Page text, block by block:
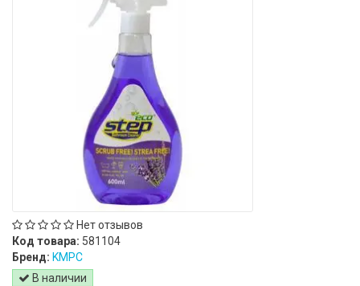
Нет отзывов
Код товара: 581104
Бренд: KMPC
В наличии